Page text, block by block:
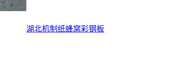
湖北机制纸蜂窝彩钢板